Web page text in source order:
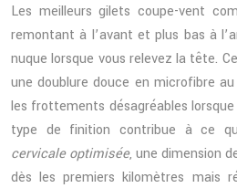
Les meilleurs gilets coupe-vent
remontant à l’avant et plus bas à
nuque lorsque vous relevez la tête.
une doublure douce en microfibre
les frottements désagréables
type de finition contribue à ce
cervicale optimisée, une dimension
dès les premiers kilomètres mais